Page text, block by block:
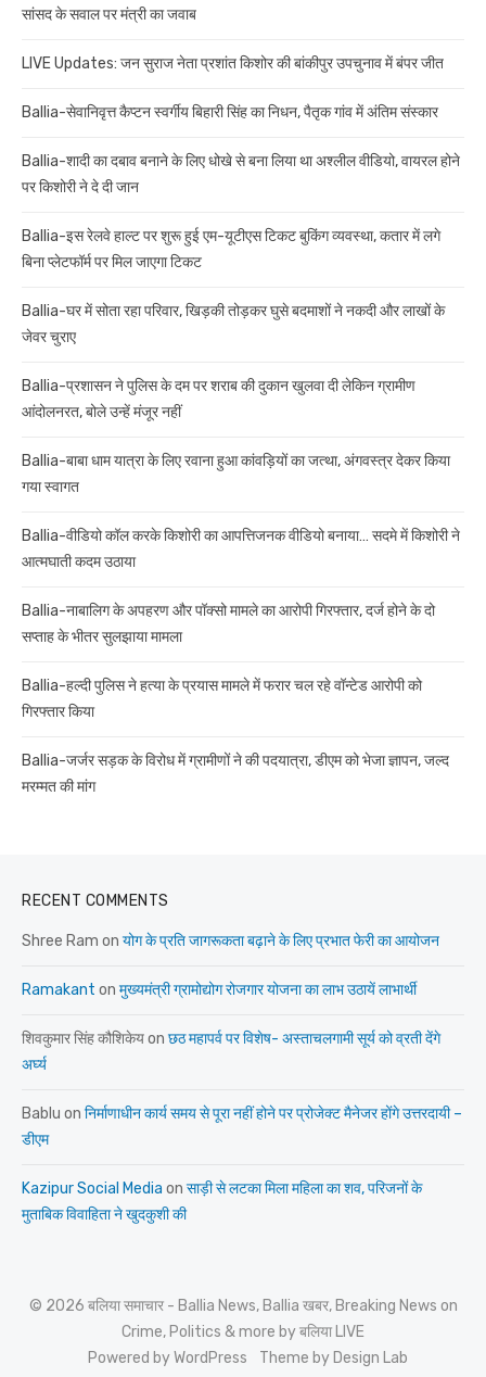
सांसद के सवाल पर मंत्री का जवाब
LIVE Updates: जन सुराज नेता प्रशांत किशोर की बांकीपुर उपचुनाव में बंपर जीत
Ballia-सेवानिवृत्त कैप्टन स्वर्गीय बिहारी सिंह का निधन, पैतृक गांव में अंतिम संस्कार
Ballia-शादी का दबाव बनाने के लिए धोखे से बना लिया था अश्लील वीडियो, वायरल होने
पर किशोरी ने दे दी जान
Ballia-इस रेलवे हाल्ट पर शुरू हुई एम-यूटीएस टिकट बुकिंग व्यवस्था, कतार में लगे
बिना प्लेटफॉर्म पर मिल जाएगा टिकट
Ballia-घर में सोता रहा परिवार, खिड़की तोड़कर घुसे बदमाशों ने नकदी और लाखों के
जेवर चुराए
Ballia-प्रशासन ने पुलिस के दम पर शराब की दुकान खुलवा दी लेकिन ग्रामीण
आंदोलनरत, बोले उन्हें मंजूर नहीं
Ballia-बाबा धाम यात्रा के लिए रवाना हुआ कांवड़ियों का जत्था, अंगवस्त्र देकर किया
गया स्वागत
Ballia-वीडियो कॉल करके किशोरी का आपत्तिजनक वीडियो बनाया… सदमे में किशोरी ने
आत्मघाती कदम उठाया
Ballia-नाबालिग के अपहरण और पॉक्सो मामले का आरोपी गिरफ्तार, दर्ज होने के दो
सप्ताह के भीतर सुलझाया मामला
Ballia-हल्दी पुलिस ने हत्या के प्रयास मामले में फरार चल रहे वॉन्टेड आरोपी को
गिरफ्तार किया
Ballia-जर्जर सड़क के विरोध में ग्रामीणों ने की पदयात्रा, डीएम को भेजा ज्ञापन, जल्द
मरम्मत की मांग
RECENT COMMENTS
Shree Ram on योग के प्रति जागरूकता बढ़ाने के लिए प्रभात फेरी का आयोजन
Ramakant on मुख्यमंत्री ग्रामोद्योग रोजगार योजना का लाभ उठायें लाभार्थी
शिवकुमार सिंह कौशिकेयon छठ महापर्व पर विशेष- अस्ताचलगामी सूर्य को व्रती देंगे
अर्घ्य
Bablu on निर्माणाधीन कार्य समय से पूरा नहीं होने पर प्रोजेक्ट मैनेजर होंगे उत्तरदायी –
डीएम
Kazipur Social Media on साड़ी से लटका मिला महिला का शव, परिजनों के
मुताबिक विवाहिता ने खुदकुशी की
© 2026 बलिया समाचार - Ballia News, Ballia खबर, Breaking News on
Crime, Politics & more by बलिया LIVE
Powered by WordPress
Theme by Design Lab